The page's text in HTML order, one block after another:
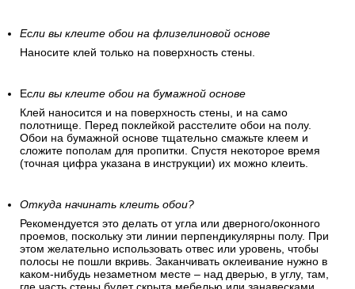
Если вы клеите обои на флизелиновой основе
Наносите клей только на поверхность стены.
Если вы клеите обои на бумажной основе
Клей наносится и на поверхность стены, и на само
полотнище. Перед поклейкой расстелите обои на полу.
Обои на бумажной основе тщательно смажьте клеем и
сложите пополам для пропитки. Спустя некоторое время
(точная цифра указана в инструкции) их можно клеить.
Откуда начинать клеить обои?
Рекомендуется это делать от угла или дверного/оконного
проемов, поскольку эти линии перпендикулярны полу. При
этом желательно использовать отвес или уровень, чтобы
полосы не пошли вкривь. Заканчивать оклеивание нужно в
каком-нибудь незаметном месте – над дверью, в углу, там,